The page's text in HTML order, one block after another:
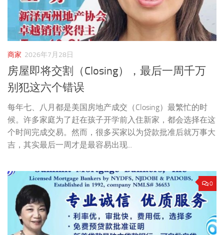
商家 2026年7月28日
房屋即将交割（Closing），最后一周千万
别犯这六个错误
每年七、八月都是美国房地产成交（Closing）最繁忙的时
候。许多家庭为了赶在孩子开学前入住新家，都会选择在这
个时间完成交易。然而，很多买家以为贷款批准后就万事大
吉，其实最后一周才是最容易出现...
0